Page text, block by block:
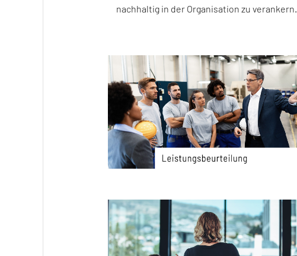
nachhaltig in der Organisation zu verankern.